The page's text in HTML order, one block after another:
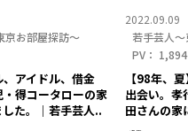
京お部屋探訪〜
、アイドル、借金
得コータローの家
た。｜若手芸人..
2022.09.09
若手芸人
PV： 1,894
【98年、
出会い。孝
田さんの家